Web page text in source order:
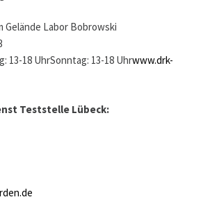
Labor Bobrowski
13-18 UhrSonntag: 13-18 Uhrwww.drk-
Teststelle Lübeck: